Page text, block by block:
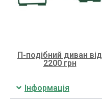
П-подібний диван від
2200 грн
Інформація